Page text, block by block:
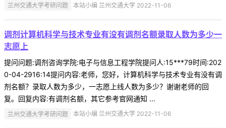
兰州交通大学考研问题 本站小编 兰州交通大学 2022-11-06
调剂计算机科学与技术专业有没有调剂名额录取人数为多少一
志愿上
提问问题:调剂咨询学院:电子与信息工程学院提问人:15***79时间:202
0-04-2916:14提问内容:老师，您好，计算机科学与技术专业有没有调
剂名额？录取人数为多少，一志愿上线人数为多少？谢谢老师的回
复。回复内容:有调剂名额，其它参考官网通知 ...
兰州交通大学考研问题 本站小编 兰州交通大学 2022-11-06